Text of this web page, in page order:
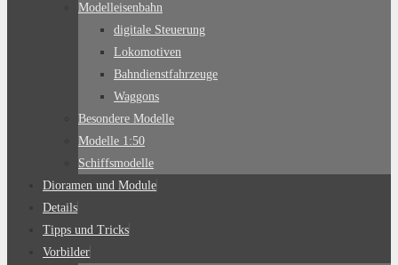
Modelleisenbahn
digitale Steuerung
Lokomotiven
Bahndienstfahrzeuge
Waggons
Besondere Modelle
Modelle 1:50
Schiffsmodelle
Dioramen und Module
Details
Tipps und Tricks
Vorbilder